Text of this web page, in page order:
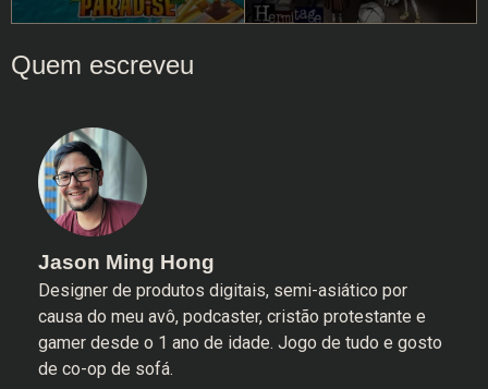
Jason Ming Hong
Designer de produtos digitais, semi-asiático por
causa do meu avô, podcaster, cristão protestante e
gamer desde o 1 ano de idade. Jogo de tudo e gosto
de co-op de sofá.